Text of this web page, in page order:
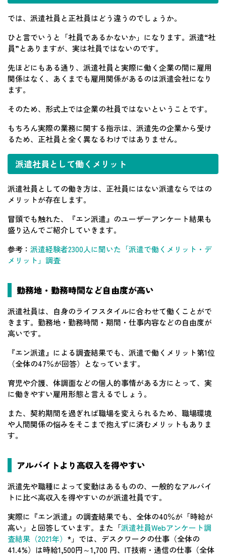
では、派遣社員と正社員はどう違うのでしょうか。
ひと言でいうと「社員であるかないか」になります。派遣“社
員”とありますが、実は社員ではないのです。
先ほどにもある通り、派遣社員と実際に働く企業の間に雇用
関係はなく、あくまでも雇用関係があるのは派遣会社になり
ます。
そのため、形式上では企業の社員ではないということです。
もちろん実際の業務に関する指示は、派遣先の企業から受け
るため、正社員と全く異なるわけではありません。
派遣社員として働くメリット
派遣社員としての働き方は、正社員にはない派遣ならではの
メリットが存在します。
冒頭でも触れた、『エン派遣』のユーザーアンケート結果も
盛り込んでご紹介していきます。
参考： 派遣経験者2300人に聞いた「派遣で働くメリット・デ
メリット」調査
勤務地・勤務時間など自由度が高い
派遣社員は、自身のライフスタイルに合わせて働くことがで
きます。勤務地・勤務時間・期間・仕事内容などの自由度が
高いです。
『エン派遣』による調査結果でも、派遣で働くメリット第1位
（全体の47％が回答）となっています。
育児や介護、体調面などの個人的事情がある方にとって、実
に働きやすい雇用形態と言えるでしょう。
また、契約期間を過ぎれば職場を変えられるため、職場環境
や人間関係の悩みをそこまで抱えずに済むメリットもありま
す。
アルバイトより高収入を得やすい
派遣先や職種によって変動はあるものの、一般的なアルバイ
トに比べ高収入を得やすいのが派遣社員です。
実際に『エン派遣』の調査結果でも、全体の40％が「時給が
高い」と回答しています。また「派遣社員Webアンケート調
査結果（2021年） *」では、デスクワークの仕事（全体の
41.4%）は時給1,500円～1,700 円、IT技術・通信の仕事（全体